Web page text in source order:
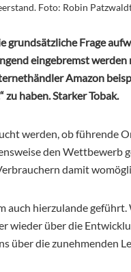
Foto: Robin
grundsätzliche Frage
eingebremst werden
Amazon
haben. Starker Tobak.
werden, ob führende
den Wettbewerb
damit
auch hierzulande
wieder über die
über die zunehmenden